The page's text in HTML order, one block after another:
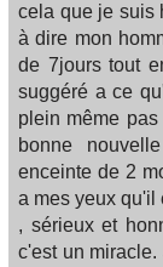
cela que je suis
à dire mon
de 7jours tout
suggéré a ce
plein même
bonne
enceinte de 2
a mes yeux qu'il
, sérieux et
c'est un